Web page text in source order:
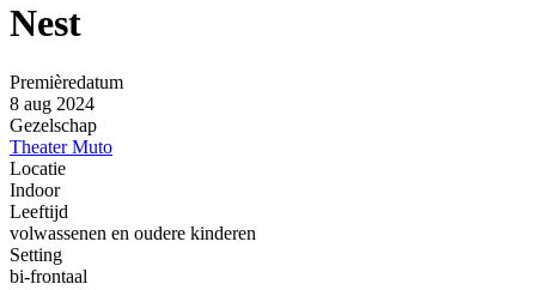
Nest
Premièredatum
8 aug 2024
Gezelschap
Theater Muto
Locatie
Indoor
Leeftijd
volwassenen en oudere kinderen
Setting
bi-frontaal